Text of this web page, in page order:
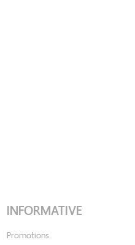
INFORMATIVE
Promotions